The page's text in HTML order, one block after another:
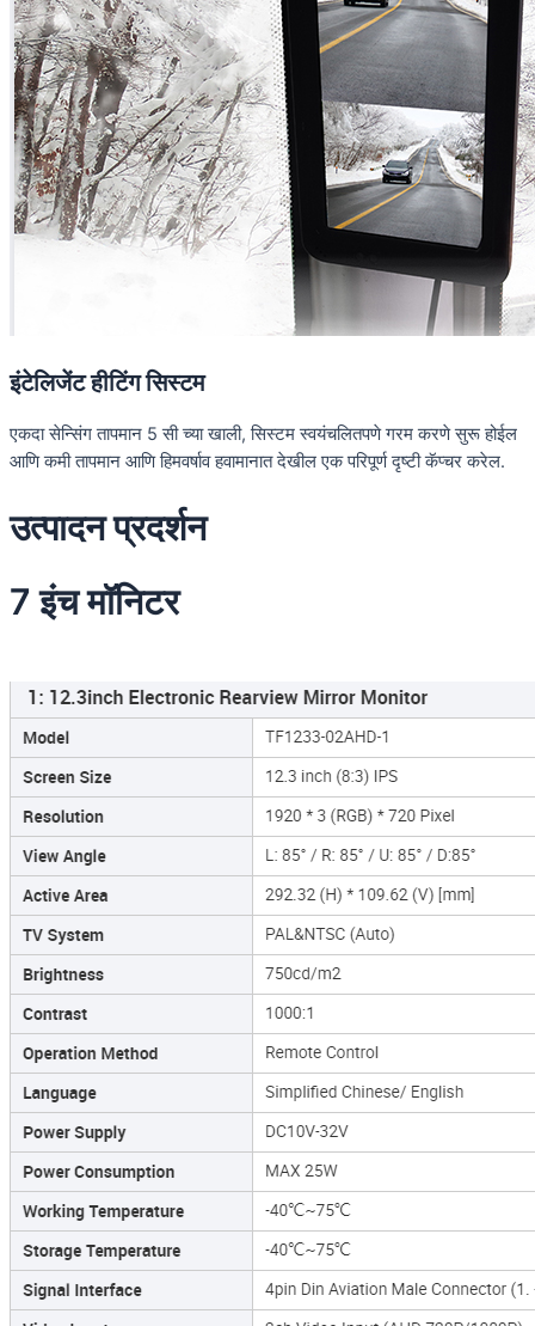
इंटेलिजेंट हीटिंग सिस्टम
एकदा सेन्सिंग तापमान 5 सी च्या खाली, सिस्टम स्वयंचलितपणे गरम करणे सुरू होईल
आणि कमी तापमान आणि हिमवर्षाव हवामानात देखील एक परिपूर्ण दृष्टी कॅप्चर करेल.
उत्पादन प्रदर्शन
7 इंच मॉनिटर